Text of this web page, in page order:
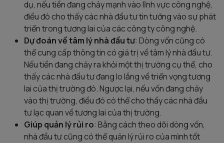
dụ, nếu tiền đang chảy mạnh vào lĩnh vực công nghệ,
điều đó cho thấy các nhà đầu tư tin tưởng vào sự phát
triển trong tương lai của các công ty công nghệ.
Dự đoán về tâm lý nhà đầu tư: Dòng vốn cũng có
thể cung cấp thông tin có giá trị về tâm lý nhà đầu tư.
Nếu tiền đang chảy ra khỏi một thị trường cụ thể, cho
thấy các nhà đầu tư đang lo lắng về triển vọng tương
lai của thị trường đó. Ngược lại, nếu vốn đang chảy
vào thị trường, điều đó có thể cho thấy các nhà đầu
tư lạc quan về tương lai của thị trường.
Giúp quản lý rủi ro: Bằng cách theo dõi dòng vốn,
nhà đầu tư cũng có thể quản lý rủi ro của mình tốt